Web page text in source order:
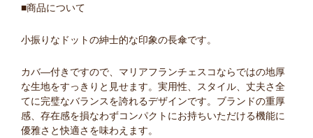
■商品について
小振りなドットの紳士的な印象の長傘です。
カバ―付きですので、マリアフランチェスコならではの地厚
な生地をすっきりと見せます。実用性、スタイル、丈夫さ全
てに完璧なバランスを誇れるデザインです。ブランドの重厚
感、存在感を損なわずコンパクトにお持ちいただける機能に
優雅さと快適さを味わえます。